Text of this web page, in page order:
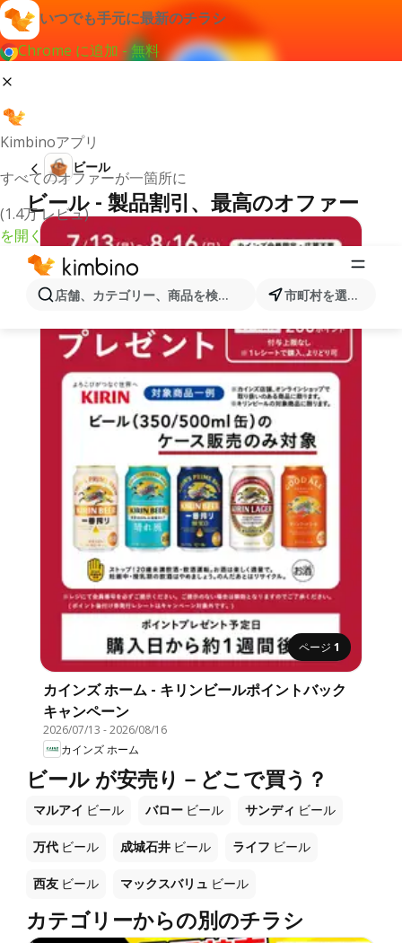
いつでも手元に最新のチラシ
Chrome に追加 - 無料
Kimbinoアプリ
すべてのオファーが一箇所に
(1.4万 レビュ)
を開く
店舗、カテゴリー、商品を検索... 市町村を選択します
ビール
ビール - 製品割引、最高のオファー
ページ 1
カインズ ホーム - キリンビールポイントバック
キャンペーン
2026/07/13 -2026/08/16
カインズ ホーム
ビール が安売り－どこで買う？
マルアイ ビール バロー ビール サンディ ビール
万代 ビール 成城石井 ビール ライフ ビール
西友 ビール マックスバリュ ビール
カテゴリーからの別のチラシ